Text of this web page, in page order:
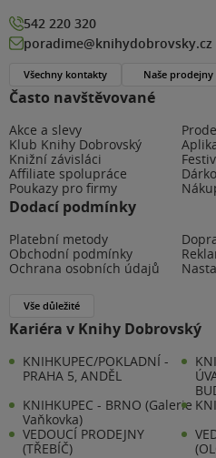
Často navštěvované
Akce a slevy
Klub Knihy Dobrovský
Knižní závisláci
Affiliate spolupráce
Poukazy pro firmy
Dodací podmínky
Platební metody
Obchodní podmínky
Ochrana osobních údajů
Vše důležité
Kariéra v Knihy Dobrovský
KNIHKUPEC/POKLADNÍ -
PRAHA 5, ANDĚL
KNIHKUPEC - BRNO (Galerie
Vaňkovka)
VEDOUCÍ PRODEJNY
(TŘEBÍČ)
542 220 320
poradime@knihydobrovsky.cz
Všechny kontakty Naše prodejny